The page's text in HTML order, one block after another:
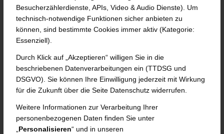
ONLINE-MARKETING
Bitte füllen Sie für Ihre Bewerbung das
Formular aus.
Anrede
Vorname*
Besucherzählerdienste, APIs, Video & Audio Dienste). Um
technisch-notwendige Funktionen sicher anbieten zu
können, sind bestimmte Cookies immer aktiv (Kategorie:
Essenziell).
Durch Klick auf „Akzeptieren“ willigen Sie in die
beschriebenen Datenverarbeitungen ein (TTDSG und
DSGVO). Sie können Ihre Einwilligung jederzeit mit Wirkung
für die Zukunft über die Seite Datenschutz widerrufen.
Weitere Informationen zur Verarbeitung Ihrer
personenbezogenen Daten finden Sie unter
„Personalisieren“ und in unseren